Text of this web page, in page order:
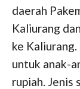
daerah
Kaliurang
ke
untuk anak-
rupiah. Jenis